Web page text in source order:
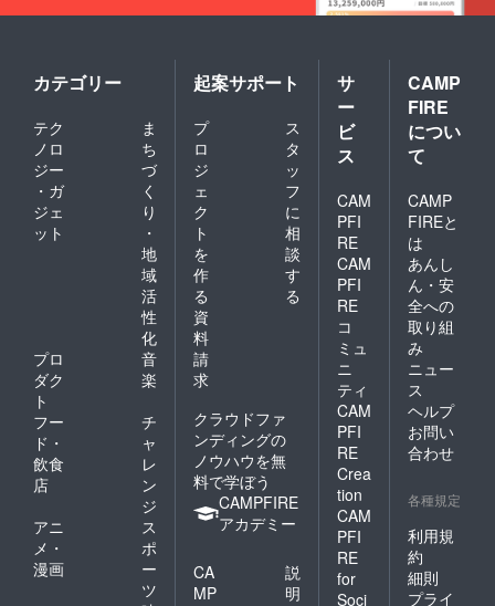
カテゴリー
テク
ノロ
ジー
・ガ
ジェ
ット
ま
ち
づ
く
り
・
地
域
活
性
化
プロ
ダク
ト
音
楽
フー
ド・
飲食
店
チ
ャ
レ
ン
ジ
アニ
メ・
漫画
ス
ポ
ー
ツ
起案サポート
プ
ロ
ジ
ェ
ク
ト
を
作
る
ス
タ
ッ
フ
に
相
談
す
る
資
料
請
求
クラウドファ
ンディングの
ノウハウを無
料で学ぼう
CAMPFIRE
アカデミー
CA
MP
説
明
サ
ー
ビ
ス
CAM
PFI
RE
CAM
PFI
RE
コ
ミュ
ニ
ティ
CAM
PFI
RE
Crea
tion
CAM
PFI
RE
for
Soci
CAMP
FIRE
につい
て
CAMP
FIREと
は
あんし
ん・安
全への
取り組
み
ニュー
ス
ヘルプ
お問い
合わせ
各種規定
利用規
約
細則
プライ